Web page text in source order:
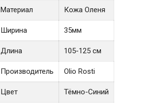
Материал Кожа Оленя
Ширина 35мм
Длина 105-125 см
Производитель Olio Rosti
Цвет Тёмно-Синий